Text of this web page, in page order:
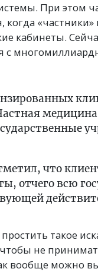
При этом
когда
кабинеты.
с
что
отчего всю
такое
не
вообще можно